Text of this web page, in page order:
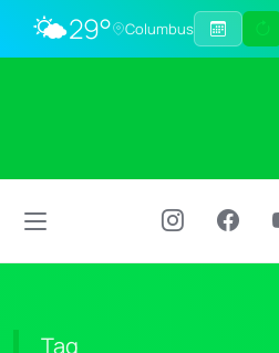
🌤️29° Columbus
Tag